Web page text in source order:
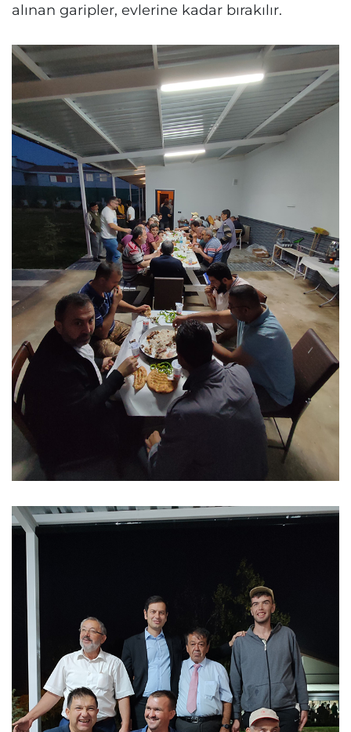
alınan garipler, evlerine kadar bırakılır.